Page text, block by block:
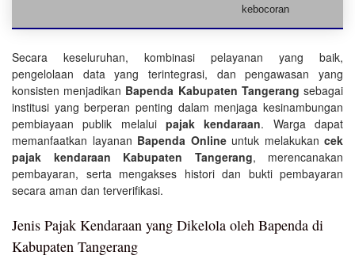
kebocoran
Secara keseluruhan, kombinasi pelayanan yang baik,
pengelolaan data yang terintegrasi, dan pengawasan yang
konsisten menjadikan Bapenda Kabupaten Tangerang sebagai
institusi yang berperan penting dalam menjaga kesinambungan
pembiayaan publik melalui pajak kendaraan. Warga dapat
memanfaatkan layanan Bapenda Onlineuntuk melakukan cek
pajak kendaraan Kabupaten Tangerang, merencanakan
pembayaran, serta mengakses histori dan bukti pembayaran
secara aman dan terverifikasi.
Jenis Pajak Kendaraan yang Dikelola oleh Bapenda di
Kabupaten Tangerang